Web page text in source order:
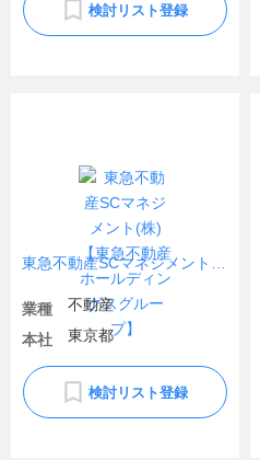
検討リスト登録
業種
不動産
本社
東京都
検討リスト登録